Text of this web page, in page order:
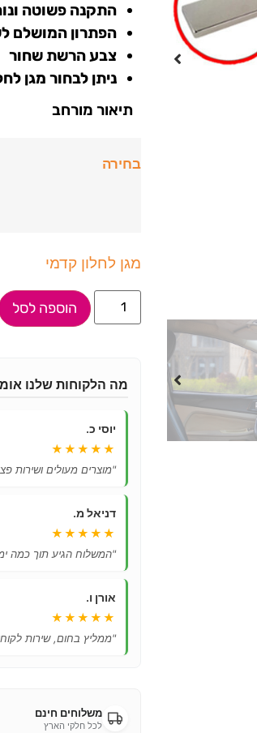
התקנה פשוטה
הפתרון המושלם
צבע הרשת שחור
ניתן לבחור מגן
תיאור מורחב
בחירה
מגן לחלון קדמי
הוספה לסל
מה הלקוחות שלנו
יוסי כ.
★★★★★
"מוצרים מעולים ושירות
דניאל מ.
★★★★★
"המשלוח הגיע תוך כמה
אורן ו.
★★★★★
"ממליץ בחום, שירות
משלוחים חינם
לכל חלקי הארץ